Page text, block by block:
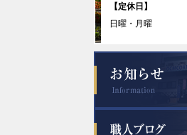
【定休日】
日曜・月曜